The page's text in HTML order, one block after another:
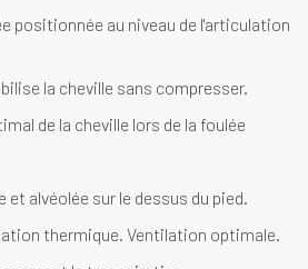
positionnée au niveau de l'articulation
la cheville sans compresser.
de la cheville lors de la foulée
et alvéolée sur le dessus du pied.
thermique. Ventilation optimale.